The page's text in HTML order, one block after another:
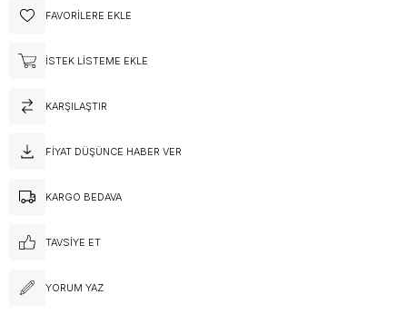
FAVORILERE EKLE
İSTEK LISTEME EKLE
KARŞILAŞTIR
FIYAT DÜŞÜNCE HABER VER
KARGO BEDAVA
TAVSIYE ET
YORUM YAZ